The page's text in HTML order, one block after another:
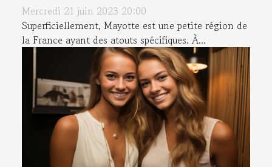
Mercredi 21 juin 2023 20:00
Superficiellement, Mayotte est une petite région de
la France ayant des atouts spécifiques. À...